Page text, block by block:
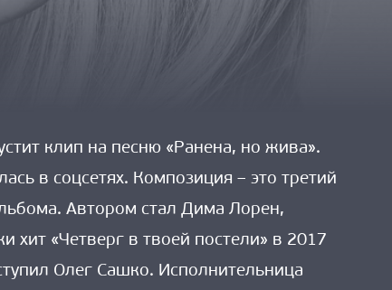
клип на песню «Ранена, но жива».
в соцсетях. Композиция – это третий
Автором стал Дима Лорен,
хит «Четверг в твоей постели» в 2017
Олег Сашко. Исполнительница